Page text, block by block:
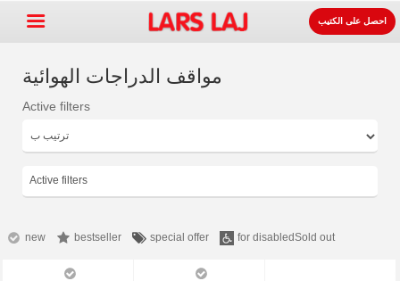
معدات ساحات اللعب
سطح +
+
احصل على الكتيب
مواقف الدراجات الهوائية
Active filters
Active filters
new bestseller special offer for disabledSold out